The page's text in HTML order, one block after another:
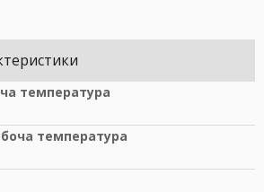
температура
температура